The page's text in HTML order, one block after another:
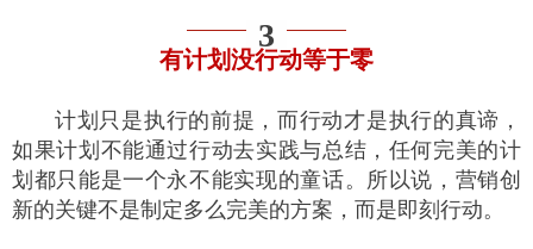
3
有计划没行动等于零
计划只是执行的前提，而行动才是执行的真谛，
如果计划不能通过行动去实践与总结，任何完美的计
划都只能是一个永不能实现的童话。所以说，营销创
新的关键不是制定多么完美的方案，而是即刻行动。